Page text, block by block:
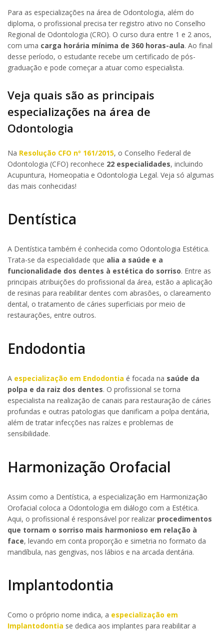
Para as especializações na área de Odontologia, além do
diploma, o profissional precisa ter registro ativo no Conselho
Regional de Odontologia (CRO). O curso dura entre 1 e 2 anos,
com uma carga horária mínima de 360 horas-aula. Ao final
desse período, o estudante recebe um certificado de pós-
graduação e pode começar a atuar como especialista.
Veja quais são as principais
especializações na área de
Odontologia
Na Resolução CFO nº 161/2015, o Conselho Federal de
Odontologia (CFO) reconhece 22 especialidades, incluindo
Acupuntura, Homeopatia e Odontologia Legal. Veja só algumas
das mais conhecidas!
Dentística
A Dentística também é conhecida como Odontologia Estética.
Trata-se da especialidade que alia a saúde e a
funcionalidade dos dentes à estética do sorriso. Entre as
principais atribuições do profissional da área, estão a aplicação
de resinas para reabilitar dentes com abrasões, o clareamento
dental, o tratamento de cáries superficiais por meio de
restaurações, entre outros.
Endodontia
A especialização em Endodontia é focada na saúde da
polpa e da raiz dos dentes. O profissional se torna
especialista na realização de canais para restauração de cáries
profundas e outras patologias que danificam a polpa dentária,
além de tratar infecções nas raízes e problemas de
sensibilidade.
Harmonização Orofacial
Assim como a Dentística, a especialização em Harmonização
Orofacial coloca a Odontologia em diálogo com a Estética.
Aqui, o profissional é responsável por realizar procedimentos
que tornam o sorriso mais harmonioso em relação à
face, levando em conta proporção e simetria no formato da
mandíbula, nas gengivas, nos lábios e na arcada dentária.
Implantodontia
Como o próprio nome indica, a especialização em
Implantodontia se dedica aos implantes para reabilitar a